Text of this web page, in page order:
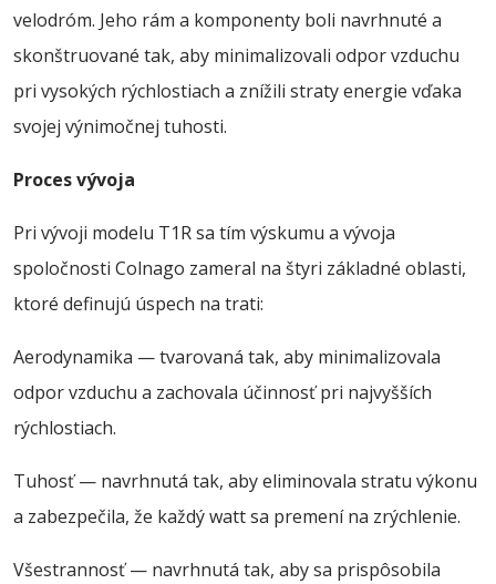
velodróm. Jeho rám a komponenty boli navrhnuté a
skonštruované tak, aby minimalizovali odpor vzduchu
pri vysokých rýchlostiach a znížili straty energie vďaka
svojej výnimočnej tuhosti.
Proces vývoja
Pri vývoji modelu T1R sa tím výskumu a vývoja
spoločnosti Colnago zameral na štyri základné oblasti,
ktoré definujú úspech na trati:
Aerodynamika — tvarovaná tak, aby minimalizovala
odpor vzduchu a zachovala účinnosť pri najvyšších
rýchlostiach.
Tuhosť — navrhnutá tak, aby eliminovala stratu výkonu
a zabezpečila, že každý watt sa premení na zrýchlenie.
Všestrannosť — navrhnutá tak, aby sa prispôsobila